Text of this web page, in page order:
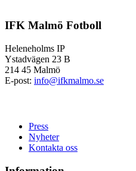
IFK Malmö Fotboll
Heleneholms IP
Ystadvägen 23 B
214 45 Malmö
E-post: info@ifkmalmo.se
Press
Nyheter
Kontakta oss